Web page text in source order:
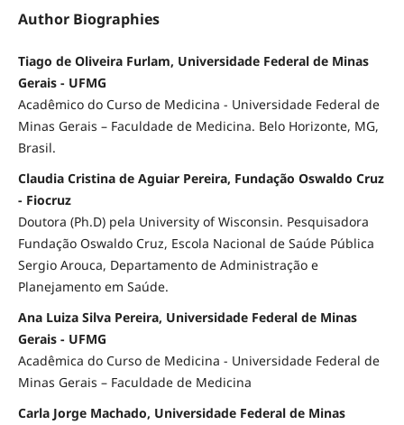
Author Biographies
Tiago de Oliveira Furlam, Universidade Federal de Minas
Gerais - UFMG
Acadêmico do Curso de Medicina - Universidade Federal de
Minas Gerais – Faculdade de Medicina. Belo Horizonte, MG,
Brasil.
Claudia Cristina de Aguiar Pereira, Fundação Oswaldo Cruz
- Fiocruz
Doutora (Ph.D) pela University of Wisconsin. Pesquisadora
Fundação Oswaldo Cruz, Escola Nacional de Saúde Pública
Sergio Arouca, Departamento de Administração e
Planejamento em Saúde.
Ana Luiza Silva Pereira, Universidade Federal de Minas
Gerais - UFMG
Acadêmica do Curso de Medicina - Universidade Federal de
Minas Gerais – Faculdade de Medicina
Carla Jorge Machado, Universidade Federal de Minas